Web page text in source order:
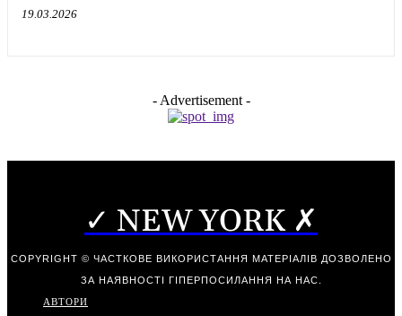
19.03.2026
- Advertisement -
✓ NEW YORK ✗
COPYRIGHT © ЧАСТКОВЕ ВИКОРИСТАННЯ МАТЕРІАЛІВ ДОЗВОЛЕНО
ЗА НАЯВНОСТІ ГІПЕРПОСИЛАННЯ НА НАС.
АВТОРИ